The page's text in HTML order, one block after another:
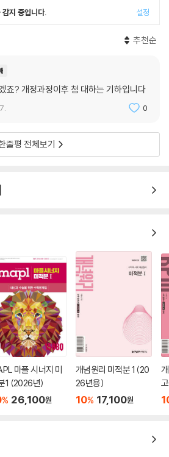
지 중입니다. 설정
추천순
죠? 개정과정이후 첨 대하는 기하입니다
0
줄평 전체보기
마플 시너지 미
1 (2026년)
% 26,100원
개념원리 미적분 1 (20
26년용)
10% 17,100원